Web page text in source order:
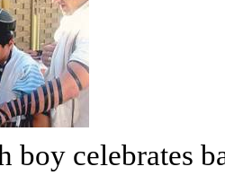
boy celebrates